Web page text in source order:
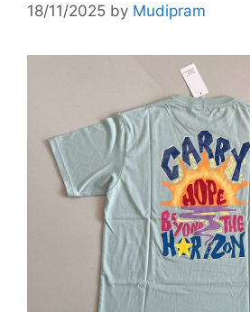
18/11/2025 by Mudipram